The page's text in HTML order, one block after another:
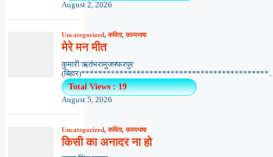
August 2, 2026
Uncategorized,कविता,काव्यभाषा
मेरे मन मीत
कुमारी ऋतंभरामुजफ्फरपुर
Total Views : 19
August 5, 2026
Uncategorized,कविता,काव्यभाषा
किसी का अनादर ना हो